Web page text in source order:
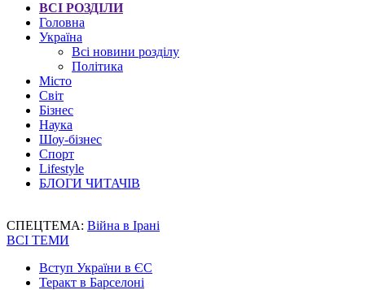
ВСІ РОЗДІЛИ
Головна
Україна
Всі новини розділу
Політика
Місто
Світ
Бізнес
Наука
Шоу-бізнес
Спорт
Lifestyle
БЛОГИ ЧИТАЧІВ
СПЕЦТЕМА: Війна в Ірані
ВСІ ТЕМИ
Вступ України в ЄС
Теракт в Барселоні